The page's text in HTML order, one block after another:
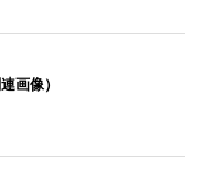
画像）